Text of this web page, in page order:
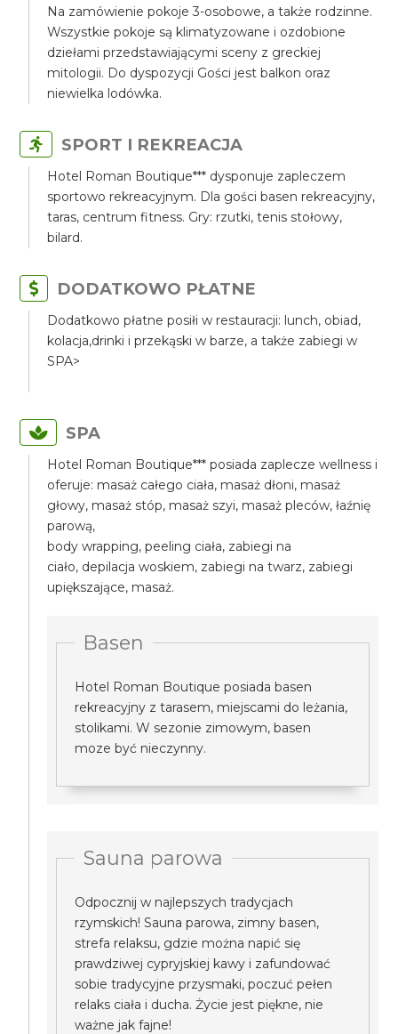
Na zamówienie pokoje 3-osobowe, a także rodzinne.
Wszystkie pokoje są klimatyzowane i ozdobione
dziełami przedstawiającymi sceny z greckiej
mitologii. Do dyspozycji Gości jest balkon oraz
niewielka lodówka.
SPORT I REKREACJA
Hotel Roman Boutique*** dysponuje zapleczem
sportowo rekreacyjnym. Dla gości basen rekreacyjny,
taras, centrum fitness. Gry: rzutki, tenis stołowy,
bilard.
DODATKOWO PŁATNE
Dodatkowo płatne posiłi w restauracji: lunch, obiad,
kolacja,drinki i przekąski w barze, a także zabiegi w
SPA>
SPA
Hotel Roman Boutique*** posiada zaplecze wellness i
oferuje: masaż całego ciała, masaż dłoni, masaż
głowy, masaż stóp, masaż szyi, masaż pleców, łaźnię
parową,
body wrapping, peeling ciała, zabiegi na
ciało, depilacja woskiem, zabiegi na twarz, zabiegi
upiększające, masaż.
Basen
Hotel Roman Boutique posiada basen
rekreacyjny z tarasem, miejscami do leżania,
stolikami. W sezonie zimowym, basen
moze być nieczynny.
Sauna parowa
Odpocznij w najlepszych tradycjach
rzymskich! Sauna parowa, zimny basen,
strefa relaksu, gdzie można napić się
prawdziwej cypryjskiej kawy i zafundować
sobie tradycyjne przysmaki, poczuć pełen
relaks ciała i ducha. Życie jest piękne, nie
ważne jak fajne!